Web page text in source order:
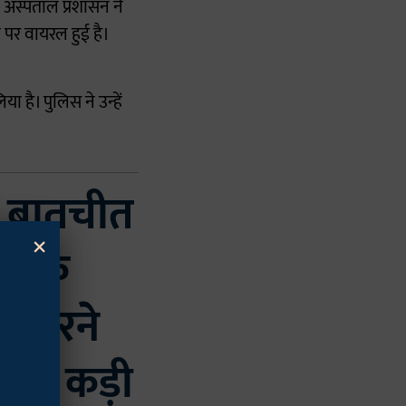
प्रशासन ने
वायरल हुई है।
है। पुलिस ने उन्हें
के
करने
कड़ी
×